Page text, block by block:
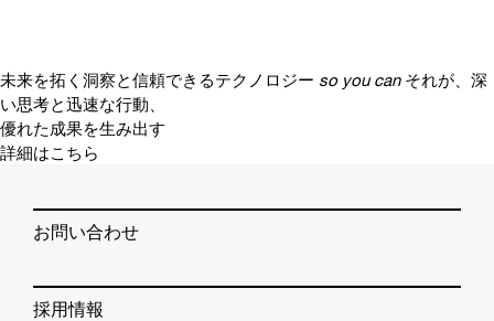
未来を拓く洞察と信頼できるテクノロジー so you can それが、深
い思考と迅速な行動、
優れた成果を生み出す
詳細はこちら
お問い合わせ
採用情報